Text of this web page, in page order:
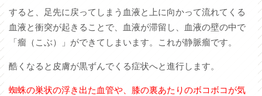
すると、足先に戻ってしまう血液と上に向かって流れてくる
血液と衝突が起きることで、血液が滞留し、血液の壁の中で
「瘤（こぶ）」ができてしまいます。これが静脈瘤です。
酷くなると皮膚が黒ずんでくる症状へと進行します。
蜘蛛の巣状の浮き出た血管や、膝の裏あたりのボコボコが気